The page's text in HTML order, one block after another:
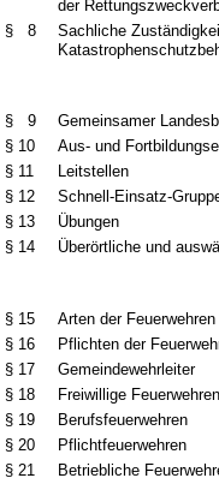
der
§ 8
Sachliche
§ 9
Gemeinsamer
§ 10
Aus- und
§ 11
Leitstellen
§ 12
Schnell-Einsatz-
§ 13
Übungen
§ 14
Überörtliche und
§ 15
Arten der Feuerwehren
§ 16
Pflichten der
§ 17
Gemeindewehrleiter
§ 18
Freiwillige Feuerwehren
§ 19
Berufsfeuerwehren
§ 20
Pflichtfeuerwehren
§ 21
Betriebliche